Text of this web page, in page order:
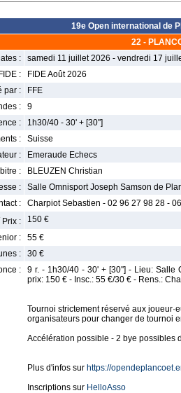
19e Open international de
22 -
:
samedi 11 juillet 2026 - vendredi 17
:
FIDE Août 2026
par :
FFE
:
9
:
1h30/40 - 30' + [30'']
:
Suisse
:
Emeraude Echecs
:
BLEUZEN Christian
:
Salle Omnisport Joseph Samson de
:
Charpiot Sebastien - 02 96 27 98 28 -
Prix :
150 €
:
55 €
:
30 €
:
9 r. - 1h30/40 - 30' + [30''] - Lieu: Salle
prix: 150 € - Insc.: 55 €/30 € - Rens.:
Tournoi strictement réservé aux
organisateurs pour changer de tournoi
Accélération possible - 2 bye possibles
Plus d'infos sur https://
Inscriptions sur HelloAsso